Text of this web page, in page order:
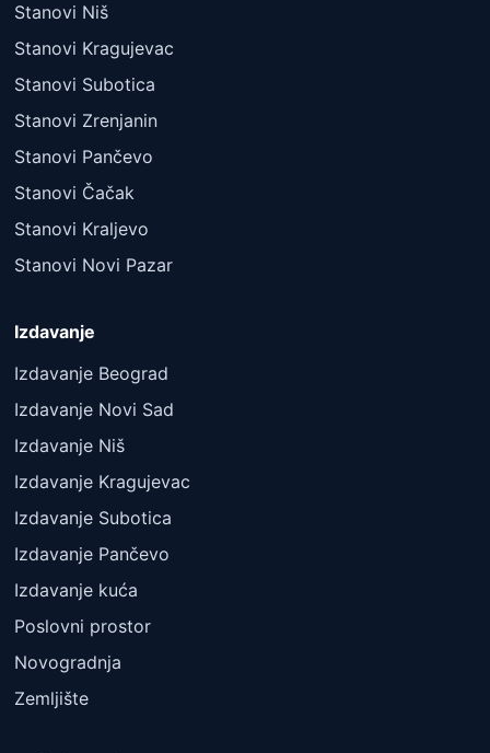
Stanovi Niš
Stanovi Kragujevac
Stanovi Subotica
Stanovi Zrenjanin
Stanovi Pančevo
Stanovi Čačak
Stanovi Kraljevo
Stanovi Novi Pazar
Izdavanje
Izdavanje Beograd
Izdavanje Novi Sad
Izdavanje Niš
Izdavanje Kragujevac
Izdavanje Subotica
Izdavanje Pančevo
Izdavanje kuća
Poslovni prostor
Novogradnja
Zemljište